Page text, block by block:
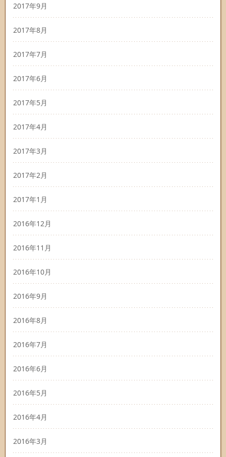
2017年9月
2017年8月
2017年7月
2017年6月
2017年5月
2017年4月
2017年3月
2017年2月
2017年1月
2016年12月
2016年11月
2016年10月
2016年9月
2016年8月
2016年7月
2016年6月
2016年5月
2016年4月
2016年3月